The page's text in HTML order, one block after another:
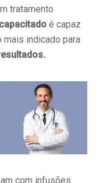
tratamento
é capaz
mais indicado para
com infusões